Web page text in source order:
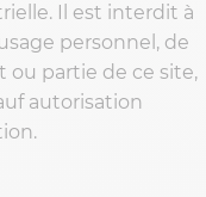
Il est interdit à
personnel, de
ou partie de ce site,
autorisation